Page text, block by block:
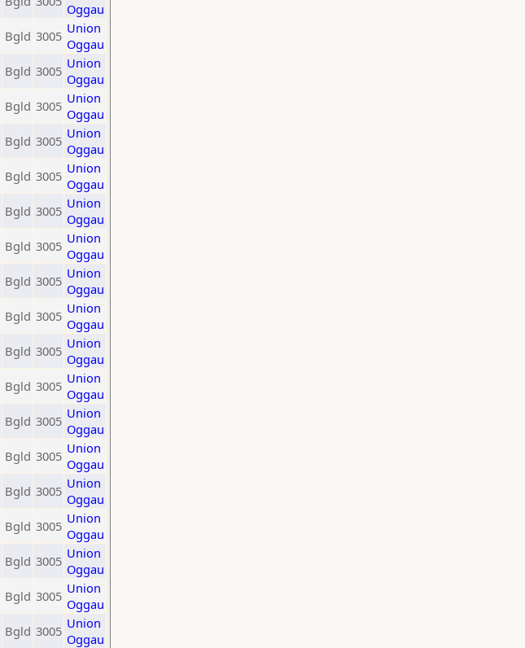
Oggau
Bgld 3005 Union
Oggau
Bgld 3005 Union
Oggau
Bgld 3005 Union
Oggau
Bgld 3005 Union
Oggau
Bgld 3005 Union
Oggau
Bgld 3005 Union
Oggau
Bgld 3005 Union
Oggau
Bgld 3005 Union
Oggau
Bgld 3005 Union
Oggau
Bgld 3005 Union
Oggau
Bgld 3005 Union
Oggau
Bgld 3005 Union
Oggau
Bgld 3005 Union
Oggau
Bgld 3005 Union
Oggau
Bgld 3005 Union
Oggau
Bgld 3005 Union
Oggau
Bgld 3005 Union
Oggau
Bgld 3005 Union
Oggau